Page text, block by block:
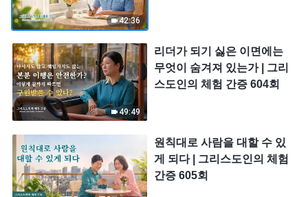
42:36
49:49
리더가 되기 싫은 이면에는
무엇이 숨겨져 있는가 | 그리
스도인의 체험 간증 604회
원칙대로 사람을 대할 수 있
게 되다 | 그리스도인의 체험
간증 605회